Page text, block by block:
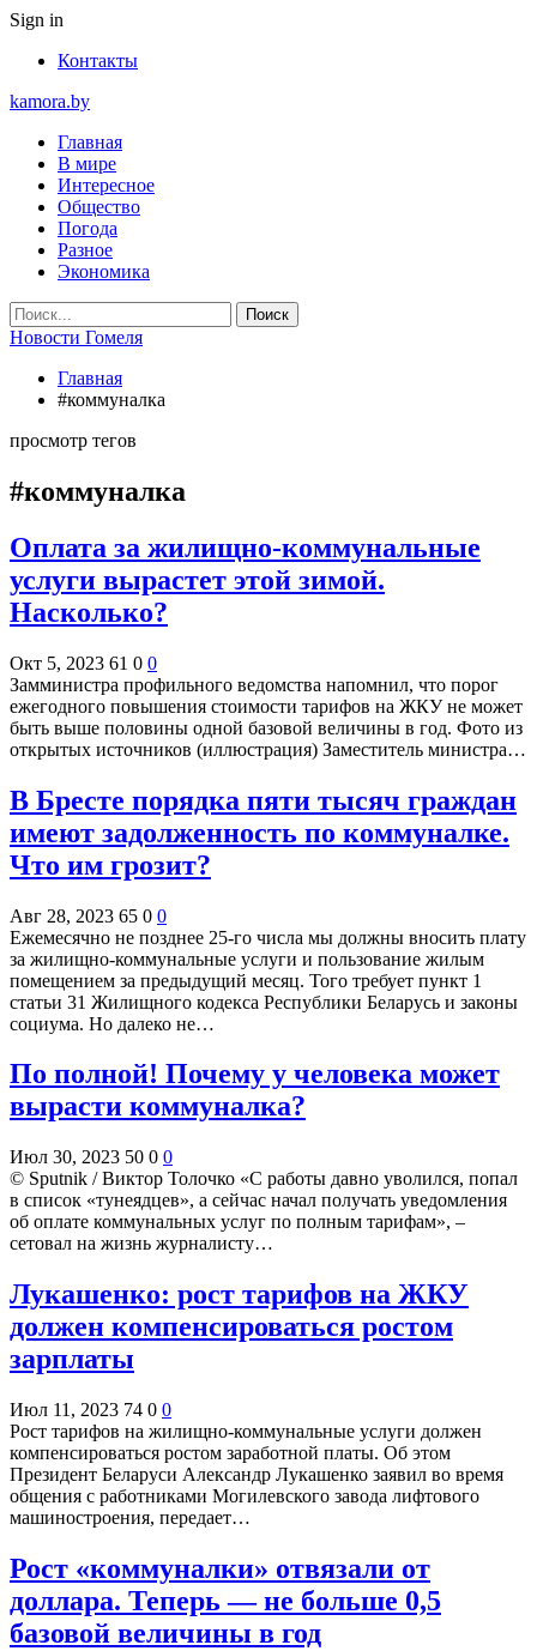
Sign in
Контакты
kamora.by
Главная
В мире
Интересное
Общество
Погода
Разное
Экономика
Новости Гомеля
Главная
#коммуналка
просмотр тегов
#коммуналка
Оплата за жилищно-коммунальные
услуги вырастет этой зимой.
Насколько?
Окт 5, 2023 61 0 0
Замминистра профильного ведомства напомнил, что порог
ежегодного повышения стоимости тарифов на ЖКУ не может
быть выше половины одной базовой величины в год. Фото из
открытых источников (иллюстрация) Заместитель министра…
В Бресте порядка пяти тысяч граждан
имеют задолженность по коммуналке.
Что им грозит?
Авг 28, 2023 65 0 0
Ежемесячно не позднее 25-го числа мы должны вносить плату
за жилищно-коммунальные услуги и пользование жилым
помещением за предыдущий месяц. Того требует пункт 1
статьи 31 Жилищного кодекса Республики Беларусь и законы
социума. Но далеко не…
По полной! Почему у человека может
вырасти коммуналка?
Июл 30, 2023 50 0 0
© Sputnik / Виктор Толочко «С работы давно уволился, попал
в список «тунеядцев», а сейчас начал получать уведомления
об оплате коммунальных услуг по полным тарифам», –
сетовал на жизнь журналисту…
Лукашенко: рост тарифов на ЖКУ
должен компенсироваться ростом
зарплаты
Июл 11, 2023 74 0 0
Рост тарифов на жилищно-коммунальные услуги должен
компенсироваться ростом заработной платы. Об этом
Президент Беларуси Александр Лукашенко заявил во время
общения с работниками Могилевского завода лифтового
машиностроения, передает…
Рост «коммуналки» отвязали от
доллара. Теперь — не больше 0,5
базовой величины в год